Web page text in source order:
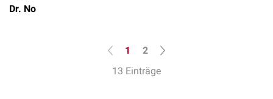
Dr. No
1
2
13 Einträge